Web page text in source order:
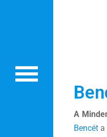
Rendezvények
Partnerprogram
A
Bencét a